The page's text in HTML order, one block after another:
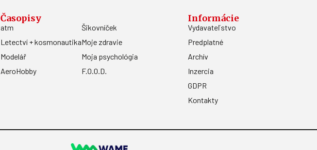
Časopisy
atm
Letectví + kosmonautika
Modelář
AeroHobby
Šikovníček
Moje zdravie
Moja psychológia
F.O.O.D.
Informácie
Vydavateľstvo
Predplatné
Archív
Inzercia
GDPR
Kontakty